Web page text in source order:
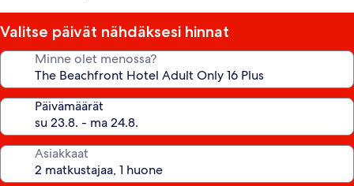
Valitse päivät nähdäksesi hinnat
Minne olet menossa?
Päivämäärät
Asiakkaat